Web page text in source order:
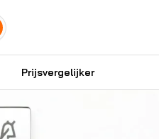
Prijsvergelijker